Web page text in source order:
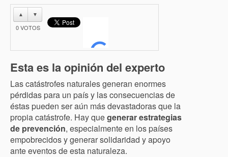
▲ ▼
0VOTOS
Esta es la opinión del experto
Las catástrofes naturales generan enormes
pérdidas para un país y las consecuencias de
éstas pueden ser aún más devastadoras que la
propia catástrofe. Hay quegenerar estrategias
de prevención, especialmente en los países
empobrecidos y generar solidaridad y apoyo
ante eventos de esta naturaleza.